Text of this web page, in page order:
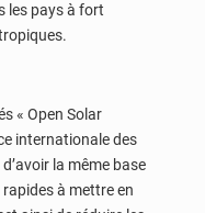
les pays à fort
« Open Solar
internationale des
la même base
à mettre en